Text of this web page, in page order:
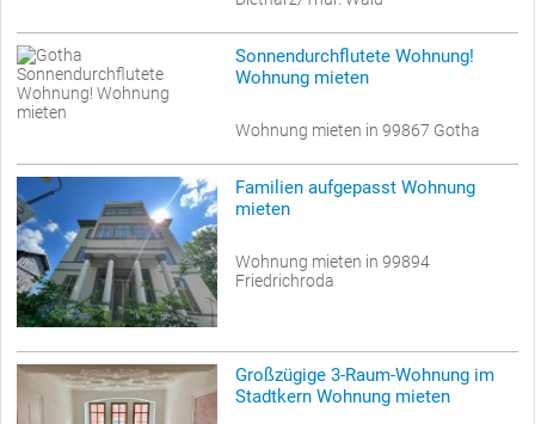
Sonnendurchflutete Wohnung!
Wohnung mieten
Wohnung mieten in 99867 Gotha
Familien aufgepasst Wohnung
mieten
Wohnung mieten in 99894
Friedrichroda
Großzügige 3-Raum-Wohnung im
Stadtkern Wohnung mieten